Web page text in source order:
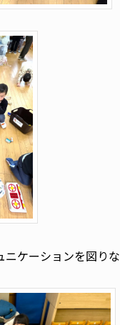
ケーションを図り